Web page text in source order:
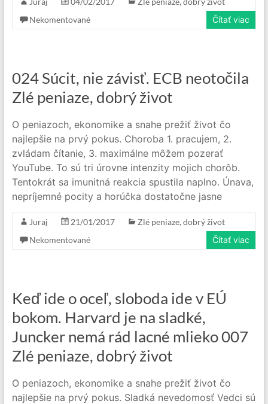
Nekomentované
Čítať viac
024 Súcit, nie závisť. ECB neotočila
Zlé peniaze, dobrý život
O peniazoch, ekonomike a snahe prežiť život čo
najlepšie na prvý pokus. Choroba 1. pracujem, 2.
zvládam čítanie, 3. maximálne môžem pozerať
YouTube. To sú tri úrovne intenzity mojich chorôb.
Tentokrát sa imunitná reakcia spustila naplno. Únava,
nepríjemné pocity a horúčka dostatočne jasne
Juraj 21/01/2017
Zlé peniaze, dobrý život
Nekomentované
Čítať viac
Keď ide o oceľ, sloboda ide v EÚ
bokom. Harvard je na sladké,
Juncker nemá rád lacné mlieko 007
Zlé peniaze, dobrý život
O peniazoch, ekonomike a snahe prežiť život čo
najlepšie na prvý pokus. Sladká nevedomosť Vedci sú